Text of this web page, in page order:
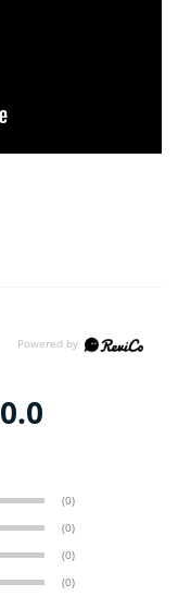
0.0
(0)
(0)
(0)
(0)